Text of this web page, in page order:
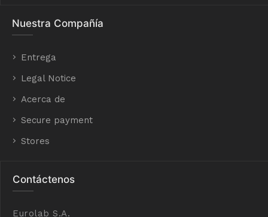
Nuestra Compañía
Entrega
Legal Notice
Acerca de
Secure payment
Stores
Contáctenos
Eurolab S.A.